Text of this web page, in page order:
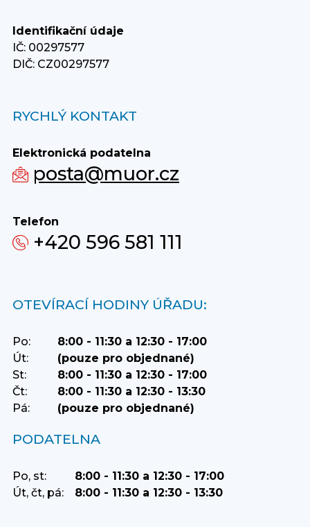
Identifikační údaje
IČ: 00297577
DIČ: CZ00297577
RYCHLÝ KONTAKT
Elektronická podatelna
posta@muor.cz
Telefon
+420 596 581 111
OTEVÍRACÍ HODINY ÚŘADU:
Po:
8:00 - 11:30 a 12:30 - 17:00
Út:
(pouze pro objednané)
St:
8:00 - 11:30 a 12:30 - 17:00
Čt:
8:00 - 11:30 a 12:30 - 13:30
Pá:
(pouze pro objednané)
PODATELNA
Po, st:
8:00 - 11:30 a 12:30 - 17:00
Út, čt, pá:
8:00 - 11:30 a 12:30 - 13:30